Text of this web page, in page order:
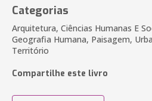
Categorias
Arquitetura, Ciências Humanas E
Geografia Humana, Paisagem,
Território
Compartilhe este livro